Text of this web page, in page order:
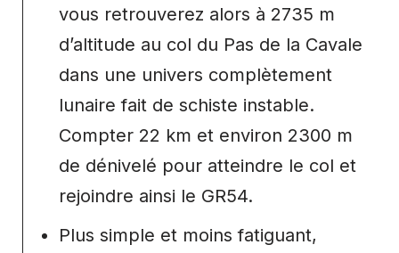
vous retrouverez alors à 2735 m
d’altitude au col du Pas de la Cavale
dans une univers complètement
lunaire fait de schiste instable.
Compter 22 km et environ 2300 m
de dénivelé pour atteindre le col et
rejoindre ainsi le GR54.
Plus simple et moins fatiguant,